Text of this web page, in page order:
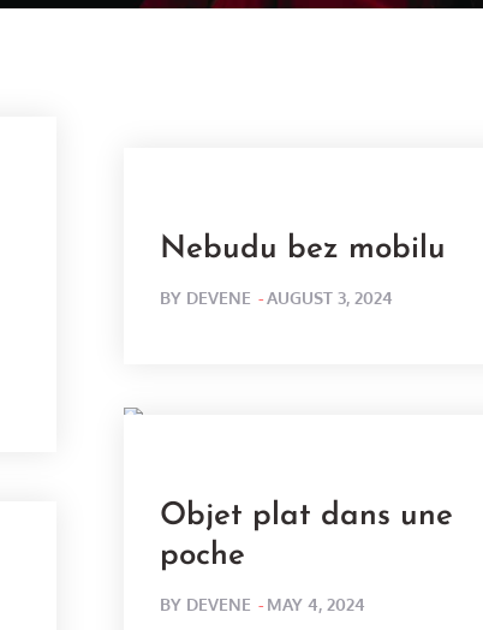
Nebudu bez mobilu
BY DEVENE POSTED
AUGUST 3, 2024
Objet plat dans une
poche
BY DEVENE POSTED
MAY 4, 2024